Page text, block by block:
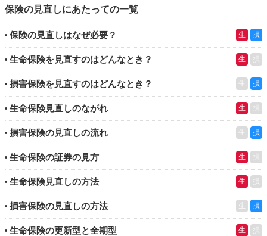
保険の見直しにあたっての一覧
保険の見直しはなぜ必要？ 生 損
生命保険を見直すのはどんなとき？ 生 損
損害保険を見直すのはどんなとき？ 生 損
生命保険見直しのながれ 生 損
損害保険の見直しの流れ 生 損
生命保険の証券の見方 生 損
生命保険見直しの方法 生 損
損害保険の見直しの方法 生 損
生命保険の更新型と全期型 生 損